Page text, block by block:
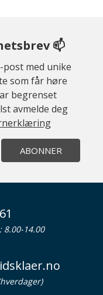
📫
post med unike
som får høre
begrenset
avmelde deg
ABONNER
8.00-14.00